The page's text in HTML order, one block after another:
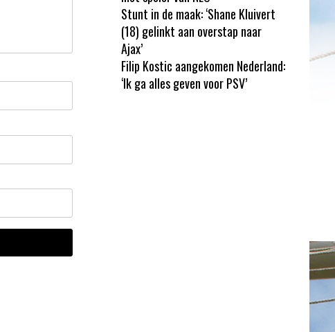
Stunt in de maak: ‘Shane Kluivert
(18) gelinkt aan overstap naar
Ajax’
Filip Kostic aangekomen Nederland:
‘Ik ga alles geven voor PSV’